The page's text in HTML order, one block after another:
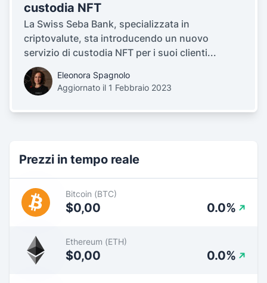
custodia NFT
La Swiss Seba Bank, specializzata in
criptovalute, sta introducendo un nuovo
servizio di custodia NFT per i suoi clienti...
Eleonora Spagnolo
Aggiornato il 1 Febbraio 2023
Prezzi in tempo reale
Bitcoin (BTC)
$0,00 0.0%
Ethereum (ETH)
$0,00 0.0%